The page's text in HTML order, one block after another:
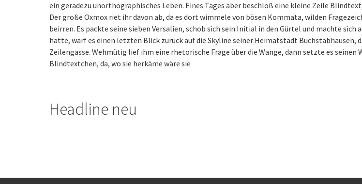
ein geradezu unorthographisches Leben. Eines Tages aber beschloß eine kleine Zeile
Der große Oxmox riet ihr davon ab, da es dort wimmele von bösen Kommata, wilden
beirren. Es packte seine sieben Versalien, schob sich sein Initial in den Gürtel und machte sich
hatte, warf es einen letzten Blick zurück auf die Skyline seiner Heimatstadt Buchstabhausen,
Zeilengasse. Wehmütig lief ihm eine rhetorische Frage über die Wange, dann setzte es seinen
Blindtextchen, da, wo sie herkäme wäre sie
Headline neu